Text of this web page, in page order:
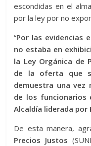
escondidas en el
por la ley por no
“Por las evidencias
no estaba en
la Ley Orgánica de
de la oferta que
demuestra una vez
de los funcionarios
Alcaldía liderada por
De esta manera,
Precios Justos